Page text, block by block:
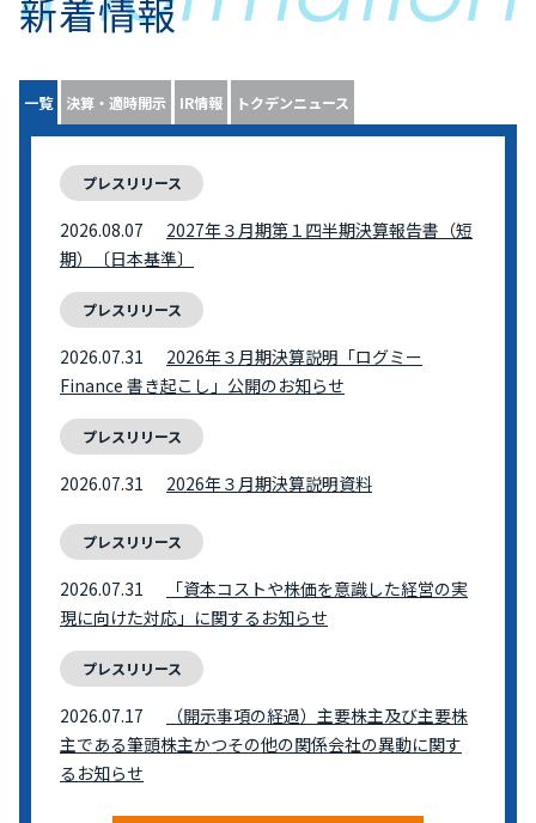
新着情報
一覧 決算・適時開示 IR情報 トクデンニュース
プレスリリース
2026.08.07
2027年３月期第１四半期決算報告書（短
期）〔日本基準〕
プレスリリース
2026.07.31
2026年３月期決算説明「ログミー
Finance 書き起こし」公開のお知らせ
プレスリリース
2026.07.31 2026年３月期決算説明資料
プレスリリース
2026.07.31
「資本コストや株価を意識した経営の実
現に向けた対応」に関するお知らせ
プレスリリース
2026.07.17
（開示事項の経過）主要株主及び主要株
主である筆頭株主かつその他の関係会社の異動に関す
るお知らせ